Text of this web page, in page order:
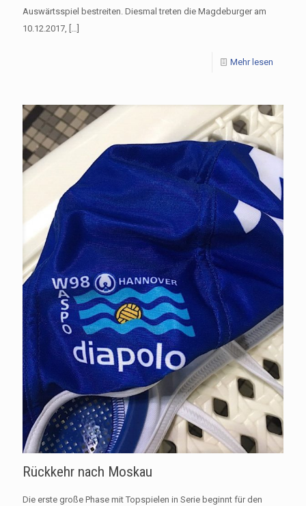
Auswärtsspiel bestreiten. Diesmal treten die Magdeburger am
10.12.2017,
Mehr lesen
Rückkehr nach Moskau
Die erste große Phase mit Topspielen in Serie beginnt für den